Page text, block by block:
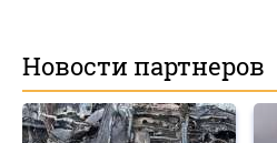
Новости партнеров